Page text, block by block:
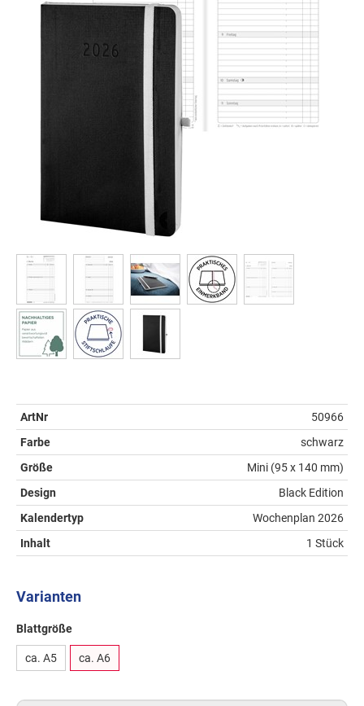
ArtNr
50966
Farbe
schwarz
Größe
Mini (95 x 140 mm)
Design
Black Edition
Kalendertyp
Wochenplan 2026
Inhalt
1 Stück
Varianten
Blattgröße
ca. A5 ca. A6